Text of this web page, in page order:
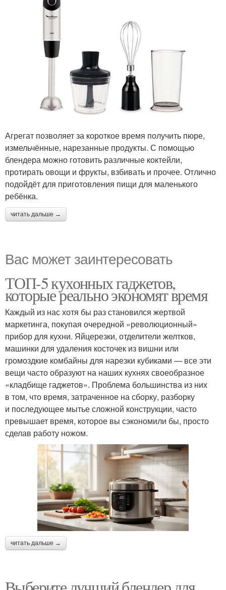
Агрегат позволяет за короткое время получить пюре,
измельчённые, нарезанные продукты. С помощью
блендера можно готовить различные коктейли,
протирать овощи и фрукты, взбивать и прочее. Отлично
подойдёт для приготовления пищи для маленького
ребёнка.
читать дальше →
Вас может заинтересовать
ТОП-5 кухонных гаджетов,
которые реально экономят время
Каждый из нас хотя бы раз становился жертвой
маркетинга, покупая очередной «революционный»
прибор для кухни. Яйцерезки, отделители желтков,
машинки для удаления косточек из вишни или
громоздкие комбайны для нарезки кубиками — все эти
вещи часто образуют на наших кухнях своеобразное
«кладбище гаджетов». Проблема большинства из них
в том, что время, затраченное на сборку, разборку
и последующее мытье сложной конструкции, часто
превышает время, которое вы сэкономили бы, просто
сделав работу ножом.
читать дальше →